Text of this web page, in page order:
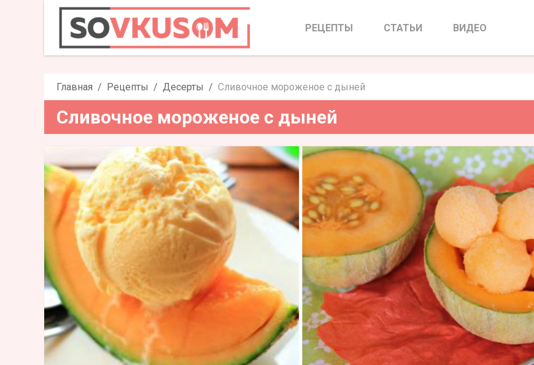
Сливочное мороженое с дыней
РЕЦЕПТЫ СТАТЬИ ВИДЕО
Главная Рецепты Десерты Сливочное мороженое с дыней
Сливочное мороженое с дыней